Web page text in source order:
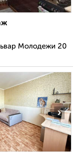
Молодежи 20
›